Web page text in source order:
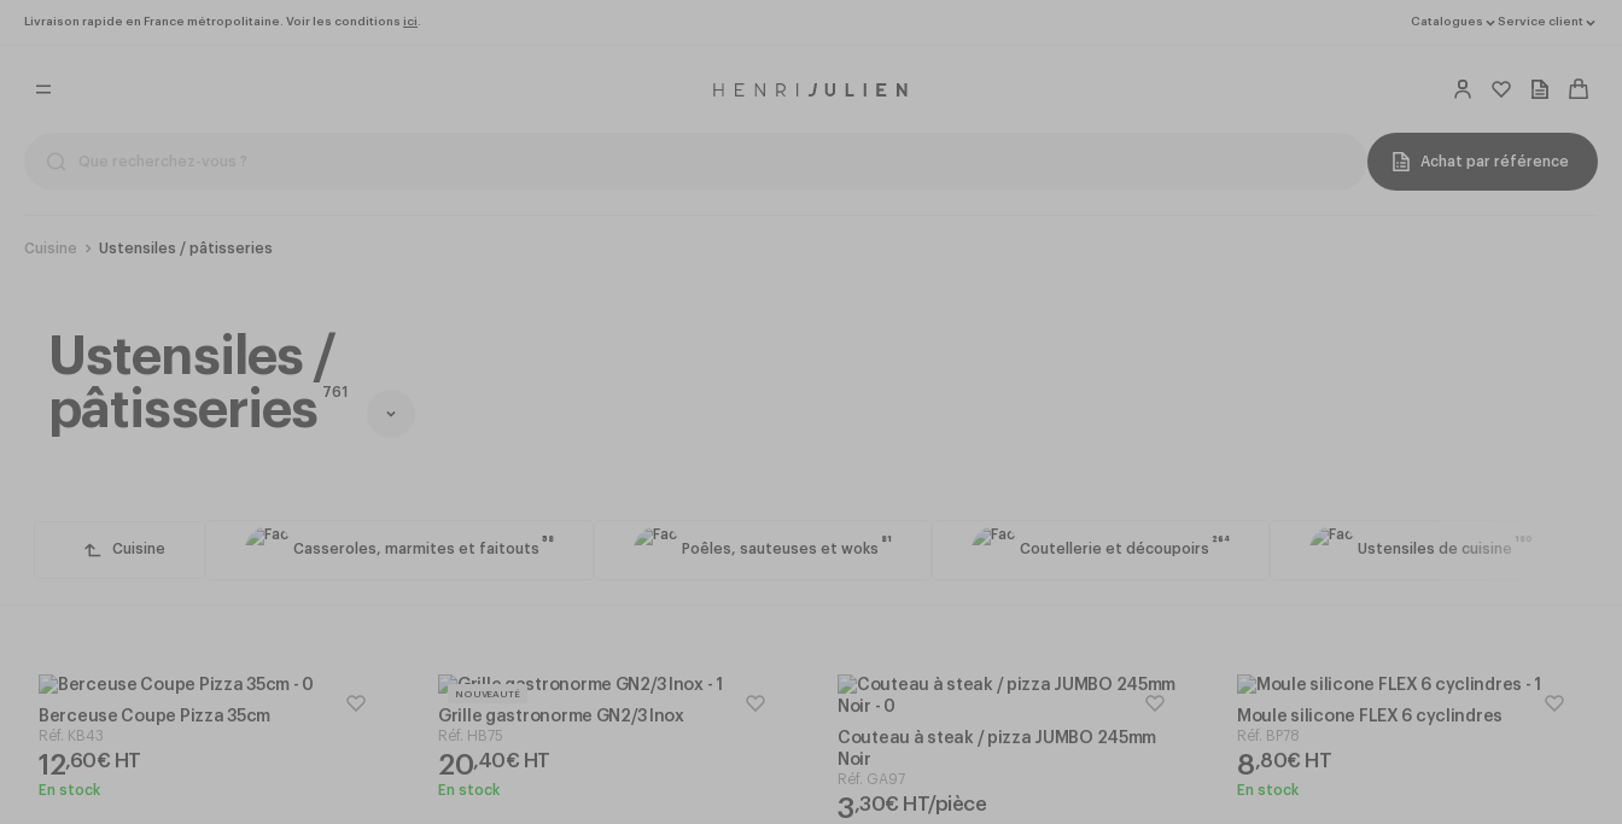
Livraison rapide en France métropolitaine. Voir les conditions ici . Catalogues Service client
Achat par référence
Cuisine Ustensiles / pâtisseries
Ustensiles /
pâtisseries 761
Cuisine Casseroles, marmites et faitouts 58 Poêles, sauteuses et woks 81 Coutellerie et découpoirs 264 Ustensiles de cuisine 180
Berceuse Coupe Pizza 35cm
Réf. KB43
12,60€ HT
En stock
NOUVEAUTÉ
Grille gastronorme GN2/3 Inox
Réf. HB75
20,40€ HT
En stock
Couteau à steak / pizza JUMBO 245mm
Noir
Réf. GA97
3,30€ HT/pièce
Moule silicone FLEX 6 cyclindres
Réf. BP78
8,80€ HT
En stock